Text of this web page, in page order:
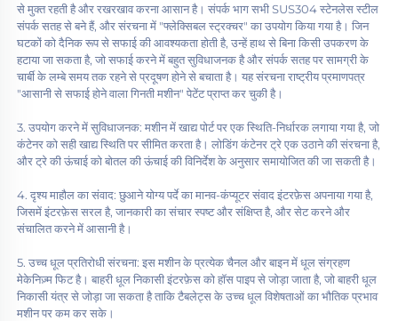
से मुक्त रहती है और रखरखाव करना आसान है। संपर्क भाग सभी SUS304 स्टेनलेस स्टील
संपर्क सतह से बने हैं, और संरचना में "फ्लेक्सिबल स्ट्रक्चर" का उपयोग किया गया है। जिन
घटकों को दैनिक रूप से सफाई की आवश्यकता होती है, उन्हें हाथ से बिना किसी उपकरण के
हटाया जा सकता है, जो सफाई करने में बहुत सुविधाजनक है और संपर्क सतह पर सामग्री के
चार्बी के लम्बे समय तक रहने से प्रदूषण होने से बचाता है। यह संरचना राष्ट्रीय प्रमाणपत्र
"आसानी से सफाई होने वाला गिनती मशीन" पेटेंट प्राप्त कर चुकी है।
3. उपयोग करने में सुविधाजनक: मशीन में खाद्य पोर्ट पर एक स्थिति-निर्धारक लगाया गया है, जो
कंटेनर को सही खाद्य स्थिति पर सीमित करता है। लोडिंग कंटेनर ट्रे एक उठाने की संरचना है,
और ट्रे की ऊंचाई को बोतल की ऊंचाई की विनिर्देश के अनुसार समायोजित की जा सकती है।
4. दृश्य माहौल का संवाद: छुआने योग्य पर्दे का मानव-कंप्यूटर संवाद इंटरफ़ेस अपनाया गया है,
जिसमें इंटरफ़ेस सरल है, जानकारी का संचार स्पष्ट और संक्षिप्त है, और सेट करने और
संचालित करने में आसानी है।
5. उच्च धूल प्रतिरोधी संरचना: इस मशीन के प्रत्येक चैनल और बाइन में धूल संग्रहण
मेकेनिज़्म फिट है। बाहरी धूल निकासी इंटरफ़ेस को हॉस पाइप से जोड़ा जाता है, जो बाहरी धूल
निकासी यंत्र से जोड़ा जा सकता है ताकि टैबलेट्स के उच्च धूल विशेषताओं का भौतिक प्रभाव
मशीन पर कम कर सके।